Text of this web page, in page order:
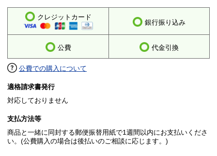
クレジットカード
銀行振り込み
公費 代金引換
公費での購入について
適格請求書発行
対応しておりません
支払方法等
商品と一緒に同封する郵便振替用紙で1週間以内にお支払いくださ
い。(公費購入の場合は後払いのご相談に応じます。)